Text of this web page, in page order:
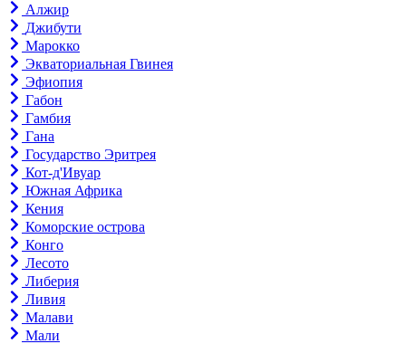
Алжир
Джибути
Марокко
Экваториальная Гвинея
Эфиопия
Габон
Гамбия
Гана
Государство Эритрея
Кот-д'Ивуар
Южная Африка
Кения
Коморские острова
Конго
Лесото
Либерия
Ливия
Малави
Мали